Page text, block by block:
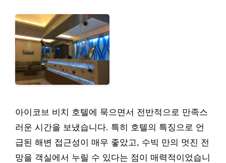
아이코브 비치 호텔에 묵으면서 전반적으로 만족스
러운 시간을 보냈습니다. 특히 호텔의 특징으로 언
급된 해변 접근성이 매우 좋았고, 수빅 만의 멋진 전
망을 객실에서 누릴 수 있다는 점이 매력적이었습니